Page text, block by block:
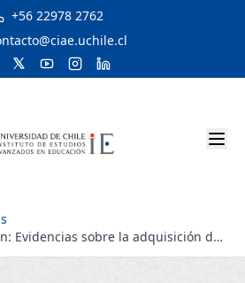
+56 22978 2762
Evidencias sobre la adquisición de